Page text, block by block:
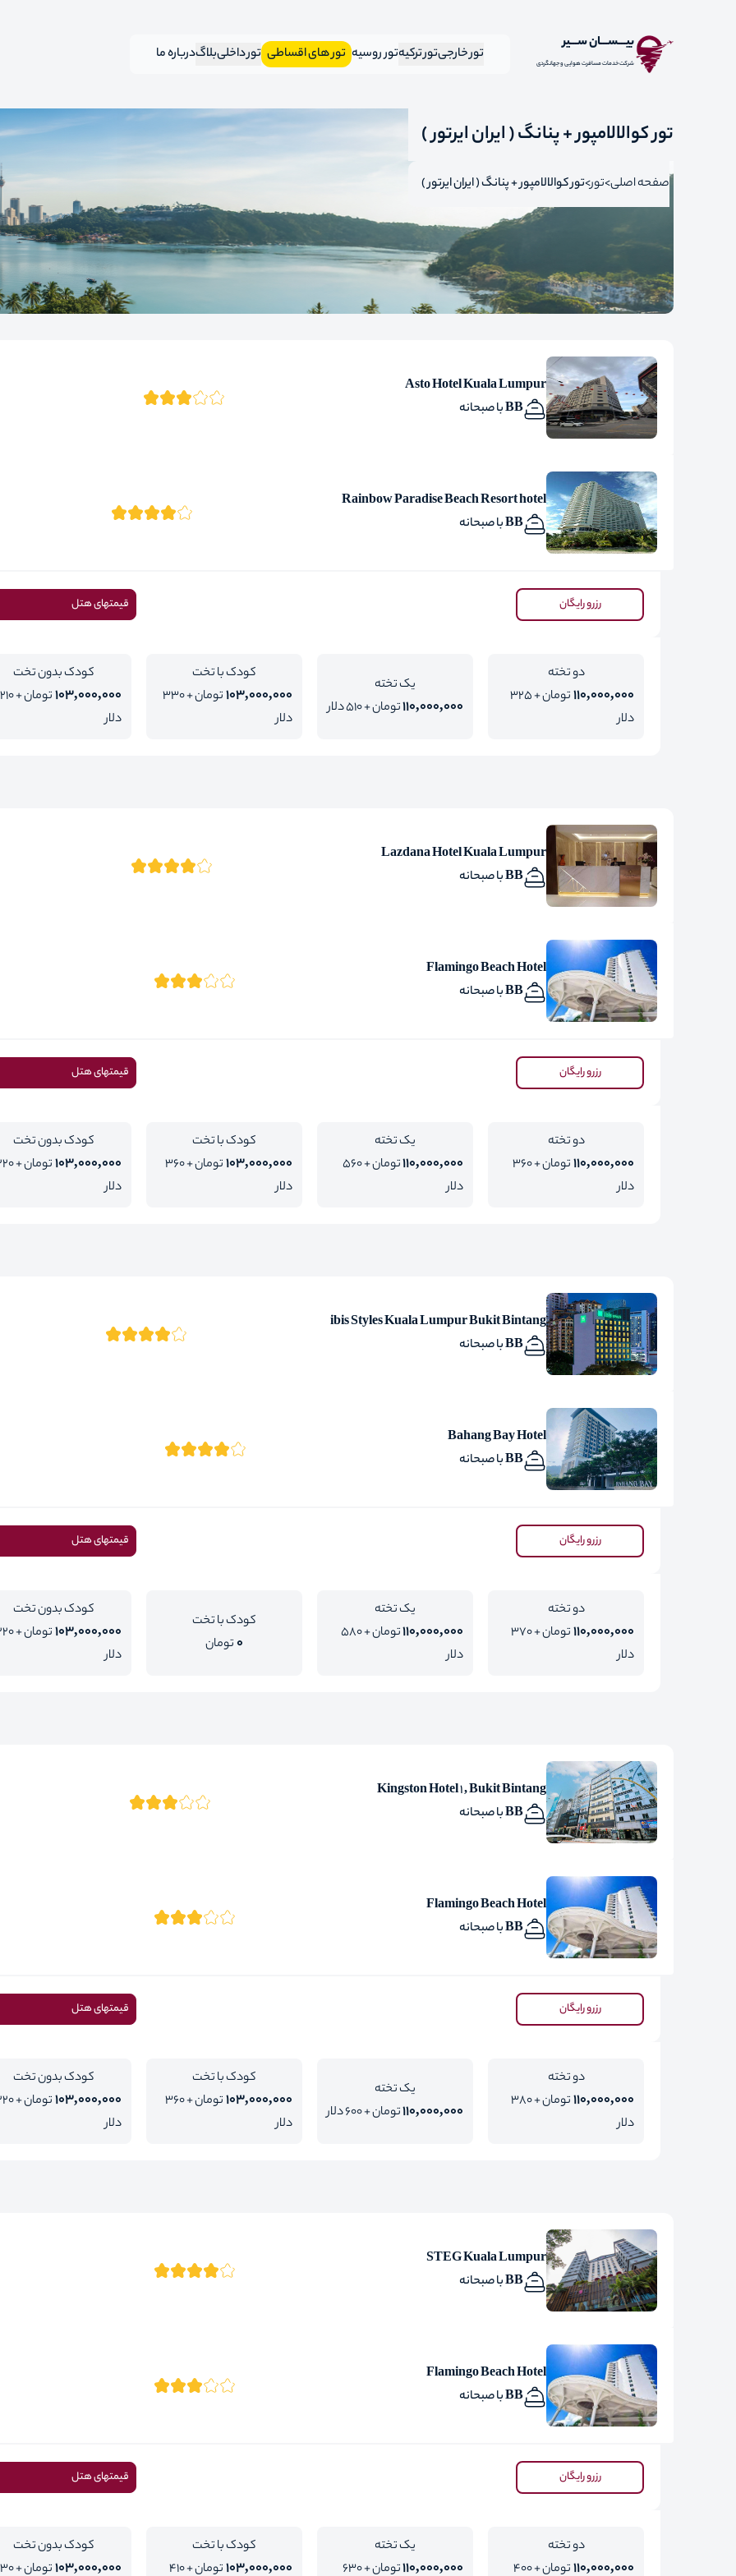
بیـــســـان ســـیر
شرکت خدمات مسافرت هوایی و جهانگردی تور خارجی تور ترکیهتور روسیه تور های اقساطی تور داخلیبلاگدرباره ما
تور کوالالامپور + پنانگ ( ایران ایرتور )
صفحه اصلی تور تور کوالالامپور + پنانگ ( ایران ایرتور )
Asto Hotel Kuala Lumpur
BB با صبحانه
Rainbow Paradise Beach Resort hotel
BB با صبحانه
رزرو رایگان قیمتهای هتل
دو تخته
110,000,000
تومان + 325
دلار
یک تخته
110,000,000تومان + 510 دلار
کودک با تخت
103,000,000
تومان + 330
دلار
کودک بدون تخت
103,000,000
تومان + 210
دلار
Lazdana Hotel Kuala Lumpur
BB با صبحانه
Flamingo Beach Hotel
BB با صبحانه
رزرو رایگان قیمتهای هتل
دو تخته
110,000,000
تومان + 360
دلار
یک تخته
110,000,000
تومان + 560
دلار
کودک با تخت
103,000,000
تومان + 360
دلار
کودک بدون تخت
103,000,000
تومان
دلار
ibis Styles Kuala Lumpur Bukit Bintang
BB با صبحانه
Bahang Bay Hotel
BB با صبحانه
رزرو رایگان قیمتهای هتل
دو تخته
110,000,000
تومان + 370
دلار
یک تخته
110,000,000
تومان + 580
دلار
کودک با تخت
0تومان
کودک بدون تخت
103,000,000
تومان
دلار
Kingston Hotel 1 , Bukit Bintang
BB با صبحانه
Flamingo Beach Hotel
BB با صبحانه
رزرو رایگان قیمتهای هتل
دو تخته
110,000,000
تومان + 380
دلار
یک تخته
110,000,000تومان + 600 دلار
کودک با تخت
103,000,000
تومان + 360
دلار
کودک بدون تخت
103,000,000
تومان
دلار
STEG Kuala Lumpur
BB با صبحانه
Flamingo Beach Hotel
BB با صبحانه
رزرو رایگان قیمتهای هتل
دو تخته
110,000,000
تومان + 400
یک تخته
110,000,000
تومان + 630
کودک با تخت
103,000,000
تومان + 410
کودک بدون تخت
103,000,000
تومان